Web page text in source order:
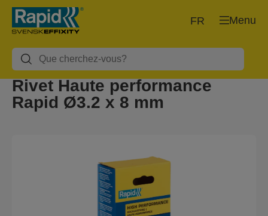
Menu
FR
Rivet Haute performance
Rapid Ø3.2 x 8 mm